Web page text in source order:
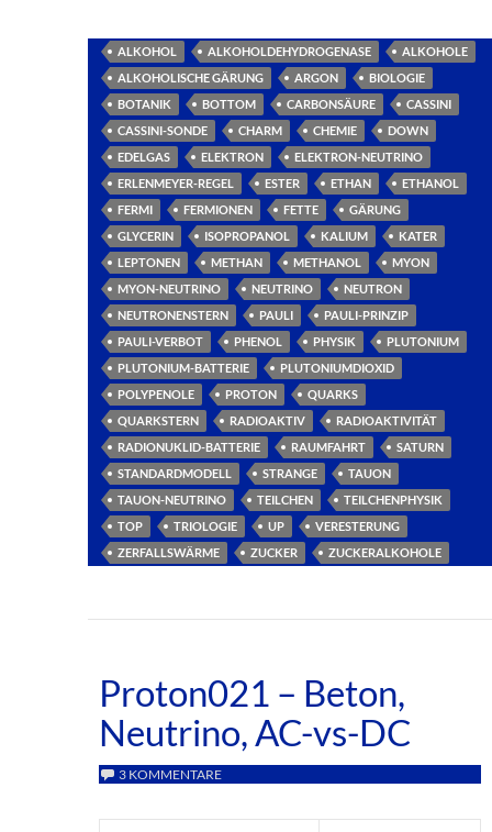
ALKOHOL ALKOHOLDEHYDROGENASE
ALKOHOLE
ALKOHOLISCHE GÄRUNG
ARGON
BIOLOGIE
BOTANIK
BOTTOM CARBONSÄURE
CASSINI
CASSINI-SONDE
CHARM CHEMIE
DOWN
EDELGAS
ELEKTRON
ELEKTRON-NEUTRINO
ERLENMEYER-REGEL
ESTER ETHAN
ETHANOL
FERMI
FERMIONEN FETTE
GÄRUNG
GLYCERIN
ISOPROPANOL KALIUM
KATER
LEPTONEN
METHAN METHANOL
MYON
MYON-NEUTRINO
NEUTRINO
NEUTRON
NEUTRONENSTERN
PAULI
PAULI-PRINZIP
PAULI-VERBOT
PHENOL PHYSIK
PLUTONIUM
PLUTONIUM-BATTERIE
PLUTONIUMDIOXID
POLYPENOLE
PROTON
QUARKS
QUARKSTERN
RADIOAKTIV
RADIOAKTIVITÄT
RADIONUKLID-BATTERIE
RAUMFAHRT
SATURN
STANDARDMODELL
STRANGE
TAUON
TAUON-NEUTRINO
TEILCHEN
TEILCHENPHYSIK
TOP
TRIOLOGIE UP
VERESTERUNG
ZERFALLSWÄRME
ZUCKER ZUCKERALKOHOLE
Proton021 – Beton,
Neutrino, AC-vs-DC
3 KOMMENTARE